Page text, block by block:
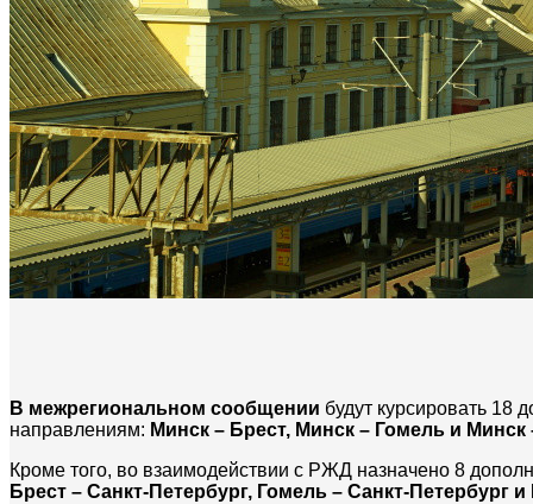
В межрегиональном сообщении будут курсировать 18
направлениям: Минск – Брест, Минск – Гомель и Минск
Кроме того, во взаимодействии с РЖД назначено 8
Брест – Санкт-Петербург, Гомель – Санкт-Петербург